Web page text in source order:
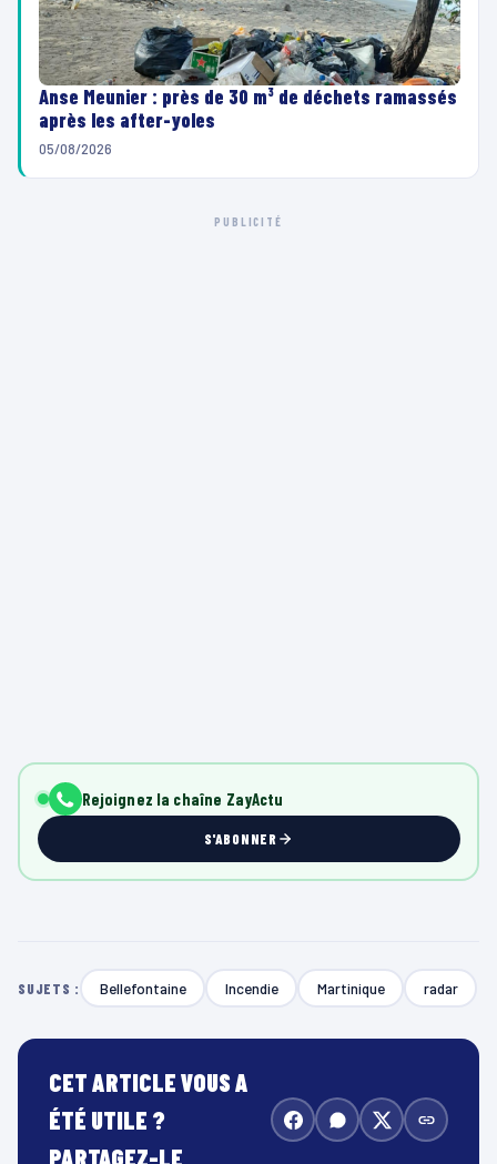
Anse Meunier : près de 30 m³ de déchets ramassés
après les after-yoles
05/08/2026
PUBLICITÉ
Rejoignez la chaîne ZayActu
S'ABONNER
SUJETS : Bellefontaine Incendie Martinique radar
CET ARTICLE VOUS A
ÉTÉ UTILE ?
PARTAGEZ-LE